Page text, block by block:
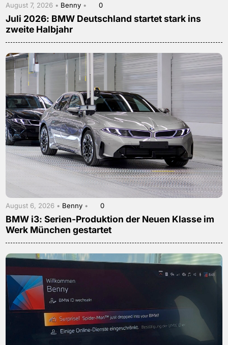
August 7, 2026 • Benny • 0
Juli 2026: BMW Deutschland startet stark ins
zweite Halbjahr
August 6, 2026 • Benny • 0
BMW i3: Serien-Produktion der Neuen Klasse im
Werk München gestartet